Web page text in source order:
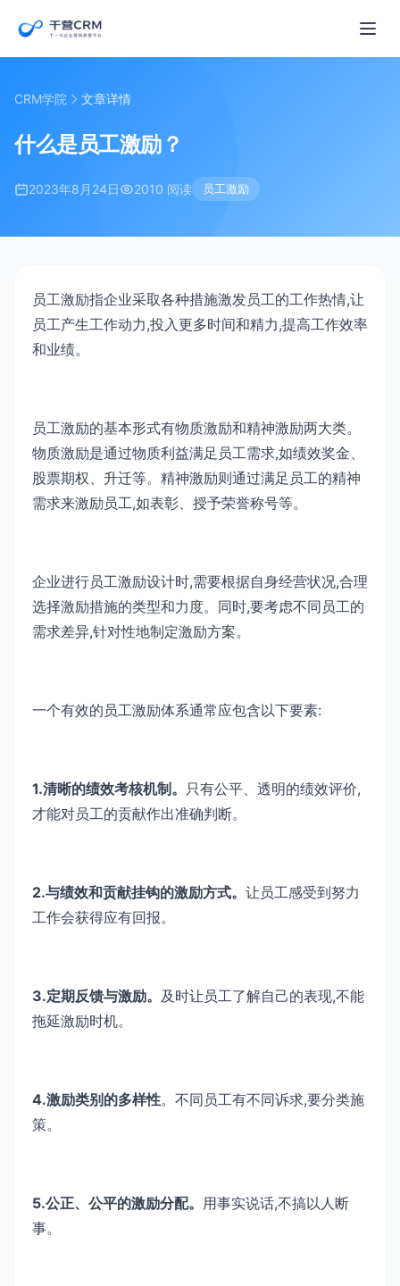
CRM学院 文章详情
什么是员工激励？
2023年8月24日 2010 阅读 员工激励
员工激励指企业采取各种措施激发员工的工作热情,让
员工产生工作动力,投入更多时间和精力,提高工作效率
和业绩。
员工激励的基本形式有物质激励和精神激励两大类。
物质激励是通过物质利益满足员工需求,如绩效奖金、
股票期权、升迁等。精神激励则通过满足员工的精神
需求来激励员工,如表彰、授予荣誉称号等。
企业进行员工激励设计时,需要根据自身经营状况,合理
选择激励措施的类型和力度。同时,要考虑不同员工的
需求差异,针对性地制定激励方案。
一个有效的员工激励体系通常应包含以下要素:
1.清晰的绩效考核机制。 只有公平、透明的绩效评价,
才能对员工的贡献作出准确判断。
2.与绩效和贡献挂钩的激励方式。 让员工感受到努力
工作会获得应有回报。
3.定期反馈与激励。 及时让员工了解自己的表现,不能
拖延激励时机。
4.激励类别的多样性。不同员工有不同诉求,要分类施
策。
5.公正、公平的激励分配。 用事实说话,不搞以人断
事。